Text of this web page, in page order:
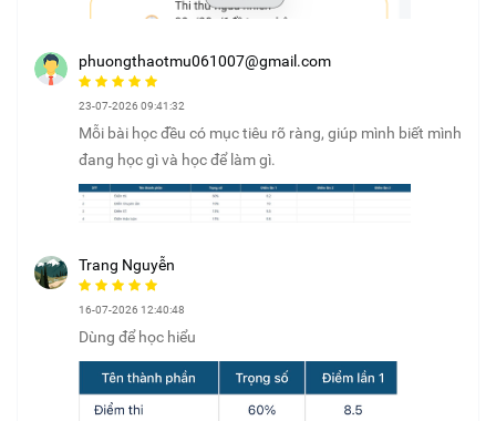
phuongthaotmu061007@gmail.com
23-07-2026 09:41:32
Mỗi bài học đều có mục tiêu rõ ràng, giúp mình biết mình
đang học gì và học để làm gì.
Trang Nguyễn
16-07-2026 12:40:48
Dùng để học hiểu